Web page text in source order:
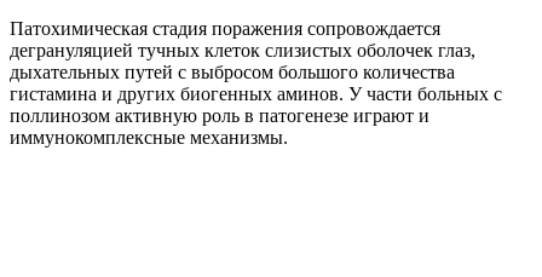
Патохимическая стадия поражения сопровождается
дегрануляцией тучных клеток слизистых оболочек глаз,
дыхательных путей с выбросом большого количества
гистамина и других биогенных аминов. У части больных с
поллинозом активную роль в патогенезе играют и
иммунокомплексные механизмы.